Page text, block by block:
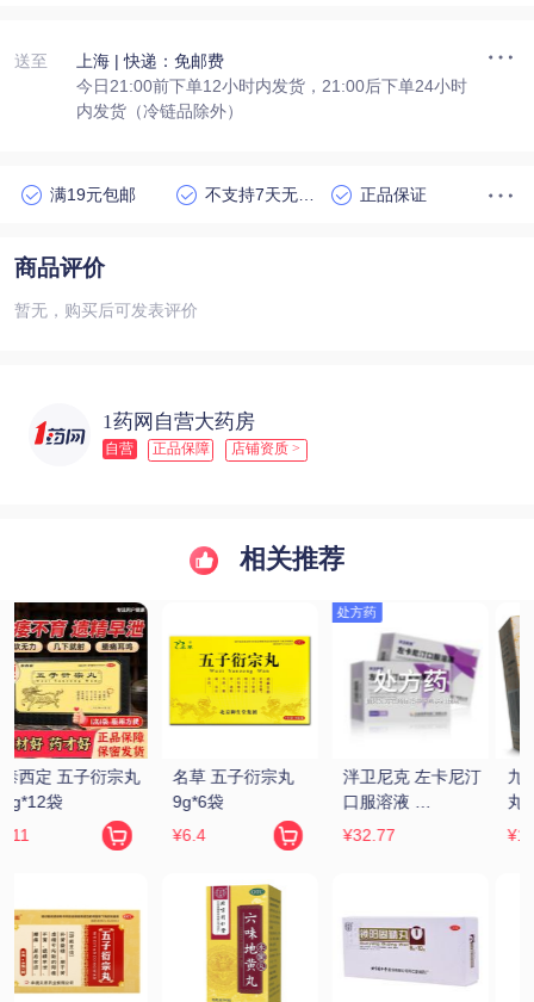
送至 上海 | 快递：免邮费
今日21:00前下单12小时内发货，21:00后下单24小时
内发货（冷链品除外）
满19元包邮 正品保证
商品评价
暂无，购买后可发表评价
1药网自营大药房
自营 正品保障 店铺资质 >
相关推荐
九芝堂/芝 六味地黄
丸(浓缩丸) 200丸/
¥12.8
同仁堂 六味地黄丸
9g*10丸(大蜜丸)
¥16.9
汇仁 肾宝片
0.7g*126片/瓶
¥229